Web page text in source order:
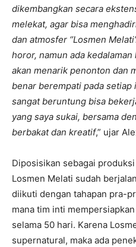
dikembangkan secara
melekat, agar bisa
dan atmosfer ‘’Losmen
horor, namun ada
akan menarik penonton dan
benar berempati pada setiap
sangat beruntung bisa
yang saya sukai, bersama
berbakat dan kreatif,” ujar
Diposisikan sebagai
Losmen Melati sudah
diikuti dengan tahapan pra-
mana tim inti
selama 50 hari. Karena
supernatural, maka ada